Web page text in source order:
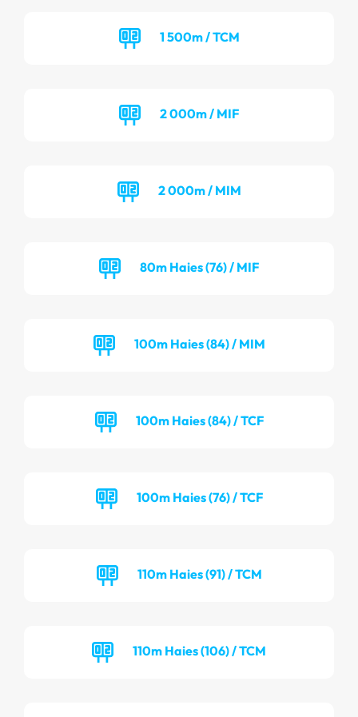
1 500m / TCM
2 000m / MIF
2 000m / MIM
80m Haies (76) / MIF
100m Haies (84) / MIM
100m Haies (84) / TCF
100m Haies (76) / TCF
110m Haies (91) / TCM
110m Haies (106) / TCM